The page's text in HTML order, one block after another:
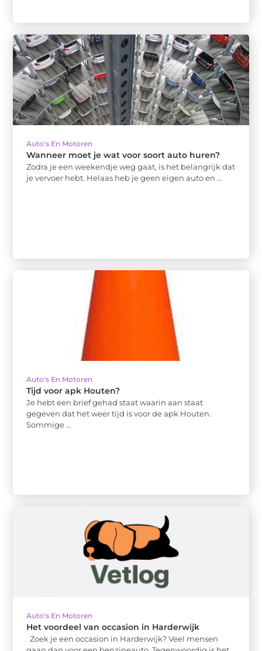
Auto's En Motoren
Wanneer moet je wat voor soort auto huren?
Zodra je een weekendje weg gaat, is het belangrijk dat
je vervoer hebt. Helaas heb je geen eigen auto en ...
Auto's En Motoren
Tijd voor apk Houten?
Je hebt een brief gehad staat waarin aan staat
gegeven dat het weer tijd is voor de apk Houten.
Sommige ...
Auto's En Motoren
Het voordeel van occasion in Harderwijk
Zoek je een occasion in Harderwijk? Veel mensen